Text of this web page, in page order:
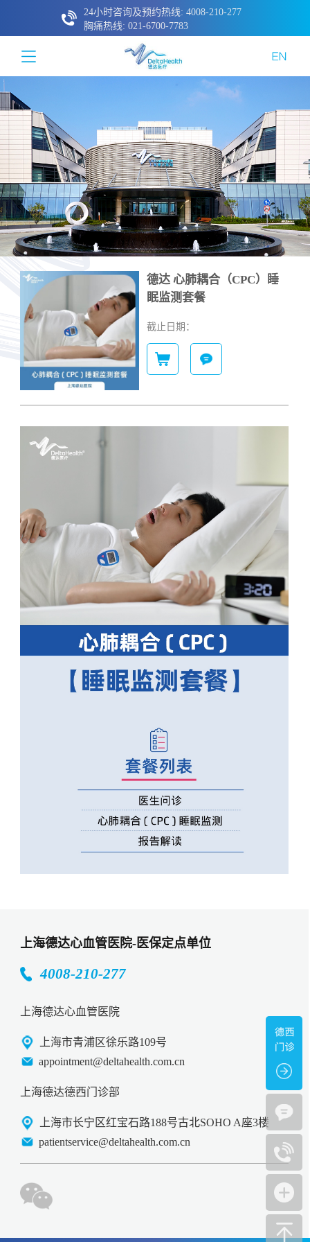
24小时咨询及预约热线: 4008-210-277
胸痛热线: 021-6700-7783
德达 心肺耦合（CPC）睡
眠监测套餐
截止日期：
上海德达心血管医院-医保定点单位
4008-210-277
上海德达心血管医院
上海市青浦区徐乐路109号
appointment@deltahealth.com.cn
上海德达德西门诊部
上海市长宁区红宝石路188号古北SOHO A座3楼
patientservice@deltahealth.com.cn